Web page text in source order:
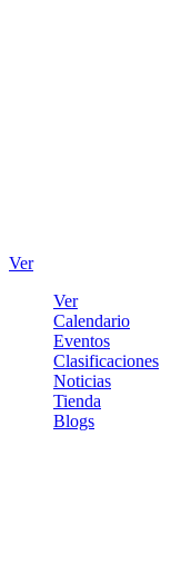
Ver
Ver
Calendario
Eventos
Clasificaciones
Noticias
Tienda
Blogs